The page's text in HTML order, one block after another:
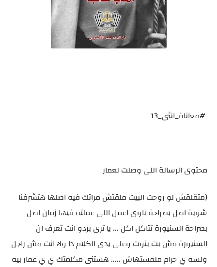
#معاناة_انثى_13
محتوى الرسالة اللى وصلت لعمار
(متقلقش لو روحت البيت ملقتش مراتك فيه اصلها هتشرفنا
شوية اصل بصراحة ناوى اعمل اللى عملته فيها زمان اصل
بصراحة السنيورة تتاكل اكل ... يا ترى بردو انت تعرف ان
السنيورة مش بت بنوت وعلى يدى الكلام دا ولا انت مش راجل
ولسه ي حرام ملمستهاش ..... هستنى مكلمتك ي ي عمار بيه